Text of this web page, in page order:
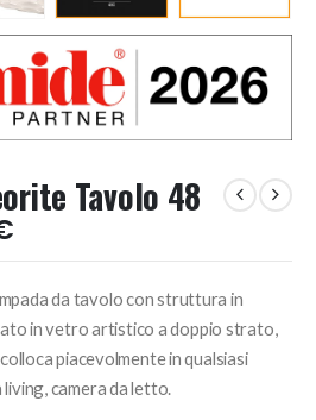
Tavolo 48
Il
prezzo
è:
632,00€.
da tavolo con struttura in
in vetro artistico a doppio strato,
piacevolmente in qualsiasi
camera da letto.